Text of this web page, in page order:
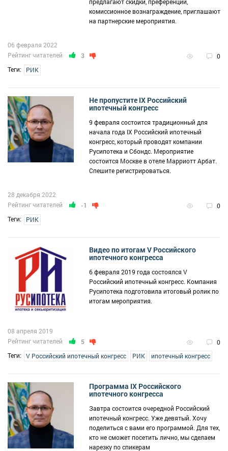
комиссионное вознаграждение, приглашают
на партнерские мероприятия.
Рейтинг читателей 3 0
06 февраля 2022
Теги: РИК
Не пропустите IX Российский
ипотечный конгресс
9 февраля состоится традиционный для
начала года IX Российский ипотечный
конгресс, который проводят компании
Русипотека и Сбондс. Мероприятие
состоится Москве в отеле Марриотт Арбат.
Спешите регистрироваться.
Рейтинг читателей -1 0
28 декабря 2022
Теги: РИК
Видео по итогам V Российского
ипотечного конгресса
6 февраля 2019 года состоялся V
Российский ипотечный конгресс. Компания
Русипотека подготовила итоговый ролик по
итогам мероприятия.
Рейтинг читателей 5 0
08 апреля 2019
Теги: V Российский ипотечный конгресс РИК ипотечный конгресс
Программа IX Российского
ипотечного конгресса
Завтра состоится очередной Российский
ипотечный конгресс. Уже девятый. Хочу
поделиться с вами его программой. Для тех,
кто не сможет посетить лично, мы сделаем
нарезку по спикерам